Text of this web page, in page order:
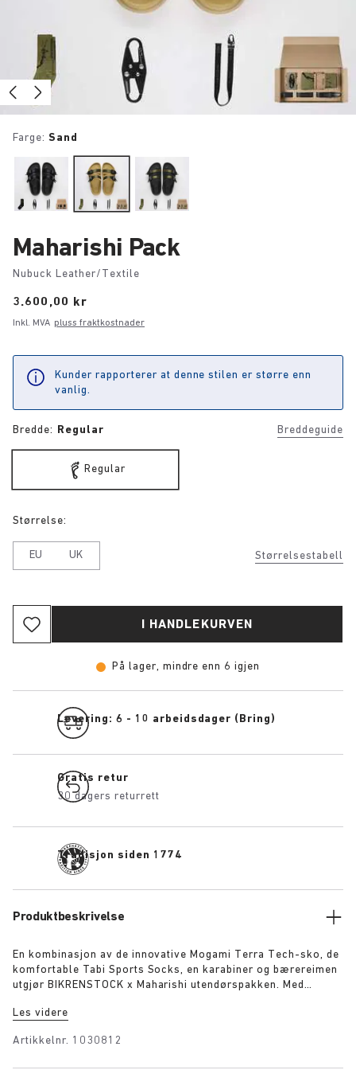
Farge: Sand
Maharishi Pack
Nubuck Leather/Textile
Price:
3.600,00 kr
Inkl. MVA pluss fraktkostnader
Kunder rapporterer at denne stilen er større enn
vanlig.
Bredde: Regular Breddeguide
Regular
Størrelsestabell
Størrelse:
EU UK
I HANDLEKURVEN
På lager, mindre enn 6 igjen
Levering: 6 - 10 arbeidsdager (Bring)
Gratis retur
30 dagers returrett
Tradisjon siden 1774
Produktbeskrivelse
En kombinasjon av de innovative Mogami Terra Tech-sko, de
komfortable Tabi Sports Socks, en karabiner og bærereimen
utgjør BIKRENSTOCK x Maharishi utendørspakken. Med
dem med karabineren til ryggsekken din. En
essensielle pakken. Pakken inkluderer:
Les videre
Artikkelnr. 1030812